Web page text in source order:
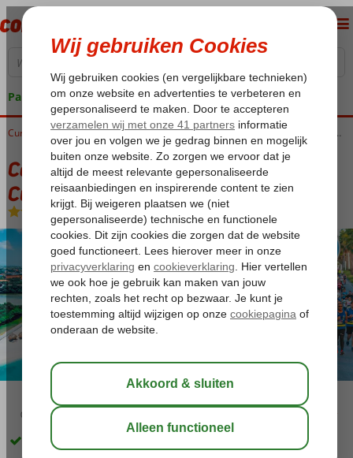
Pakketgarantie
Home Willemstad Corendon Mangrove Beach Resort KLM Curaçao Marathon arrangement
Corendon Mangrove Beach Resort KLM
Curaçao Marathon arrangement
Ultra All Inclusive-Hotel
09:00 bewaar
Unieke wintermarathon in de tropen, inclusief startbewijs